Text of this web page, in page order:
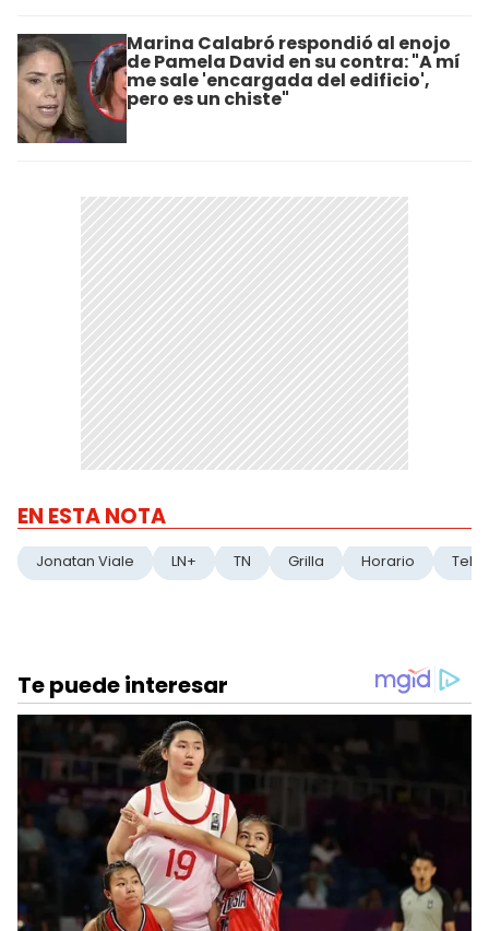
Marina Calabró respondió al enojo
de Pamela David en su contra: "A mí
me sale 'encargada del edificio',
pero es un chiste"
EN ESTA NOTA
Jonatan Viale LN+ TN Grilla Horario